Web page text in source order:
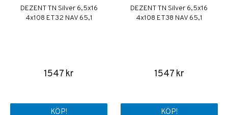
DEZENT TN Silver 6,5x16
4x108 ET32 NAV 65,1
1547 kr
KÖP!
DEZENT TN Silver 6,5x16
4x108 ET38 NAV 65,1
1547 kr
KÖP!